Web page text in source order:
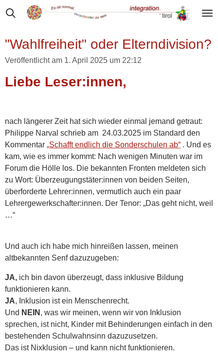
Zum
Hauptinhalt
"Wahlfreiheit" oder Elterndivision?
Veröffentlicht am 1. April 2025 um 22:12
Liebe Leser:innen,
nach längerer Zeit hat sich wieder einmal jemand getraut:
Philippe Narval schrieb am 24.03.2025 im Standard den
Kommentar „Schafft endlich die Sonderschulen ab“
Und es
kam, wie es immer kommt: Nach wenigen Minuten war im
Forum die Hölle los. Die bekannten Fronten meldeten sich
zu Wort: Überzeugungstäter:innen von beiden Seiten,
überforderte Lehrer:innen, vermutlich auch ein paar
Lehrergewerkschafter:innen. Der Tenor: „Das geht nicht, weil
…“
Und auch ich habe mich hinreißen lassen, meinen
altbekannten Senf dazuzugeben:
JA, ich bin davon überzeugt, dass inklusive Bildung
funktionieren kann.
JA, Inklusion ist ein Menschenrecht.
Und NEIN, was wir meinen, wenn wir von Inklusion
sprechen, ist nicht, Kinder mit Behinderungen einfach in den
bestehenden Schulwahnsinn dazuzusetzen.
Das ist Nixklusion – und kann nicht funktionieren.